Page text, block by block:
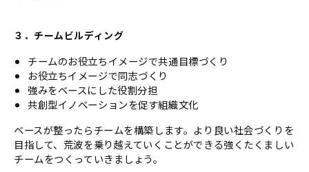
３．チームビルディング
チームのお役立ちイメージで共通目標づくり
お役立ちイメージで同志づくり
強みをベースにした役割分担
共創型イノベーションを促す組織文化
ベースが整ったらチームを構築します。より良い社会づくりを
目指して、荒波を乗り越えていくことができる強くたくましい
チームをつくっていきましょう。